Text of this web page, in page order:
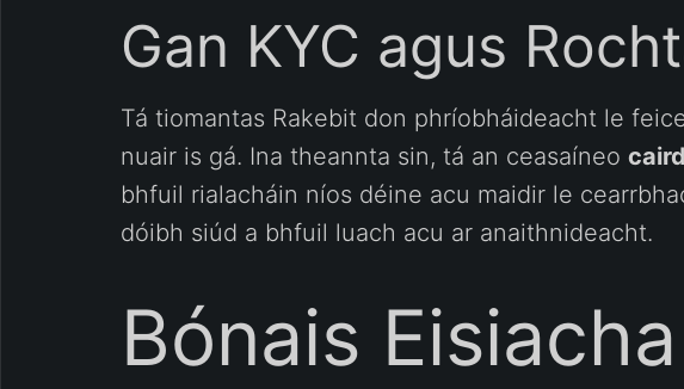
Gan KYC agus
Tá tiomantas Rakebit don phríobháideacht le
nuair is gá. Ina theannta sin, tá an ceasaíneo
bhfuil rialacháin níos déine acu maidir le
dóibh siúd a bhfuil luach acu ar anaithnideacht.
Bónais